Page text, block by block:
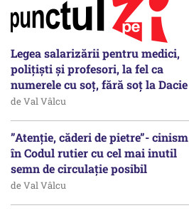
Legea salarizării pentru medici,
polițiști și profesori, la fel ca
numerele cu soț, fără soț la Dacie
de Val Vâlcu
”Atenție, căderi de pietre”- cinism
în Codul rutier cu cel mai inutil
semn de circulație posibil
de Val Vâlcu